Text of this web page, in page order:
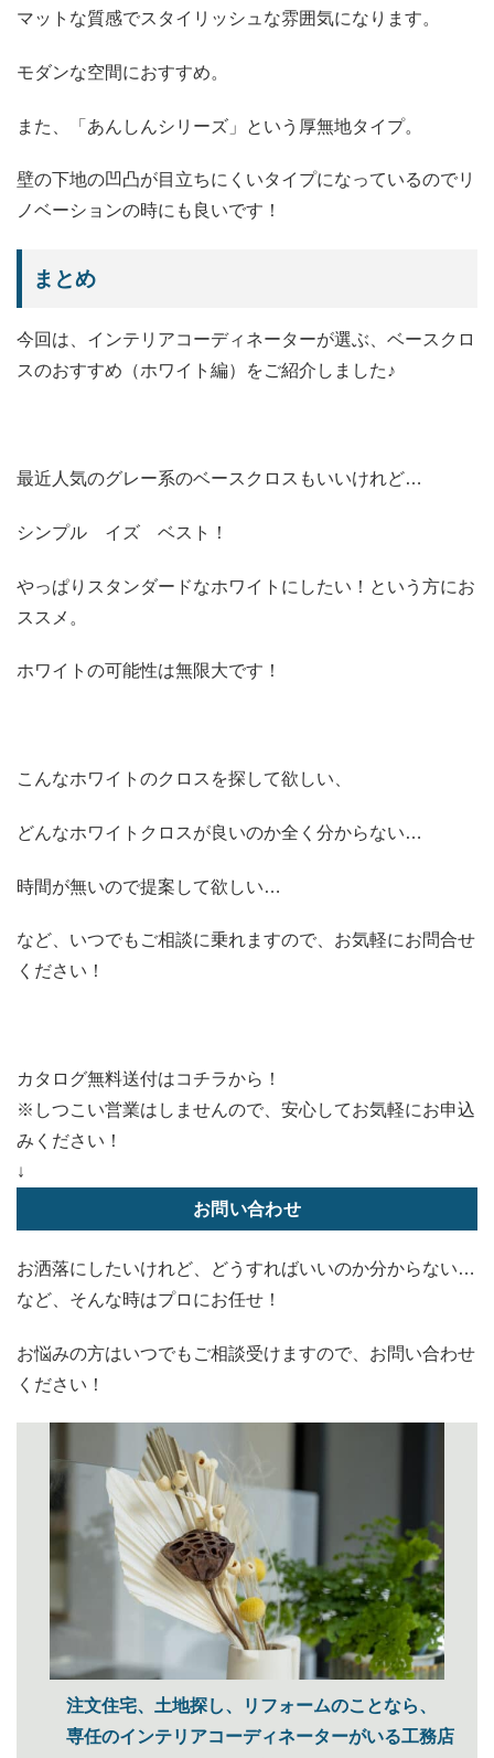
マットな質感でスタイリッシュな雰囲気になります。
モダンな空間におすすめ。
また、「あんしんシリーズ」という厚無地タイプ。
壁の下地の凹凸が目立ちにくいタイプになっているのでリ
ノベーションの時にも良いです！
まとめ
今回は、インテリアコーディネーターが選ぶ、ベースクロ
スのおすすめ（ホワイト編）をご紹介しました♪
最近人気のグレー系のベースクロスもいいけれど…
シンプル イズ ベスト！
やっぱりスタンダードなホワイトにしたい！という方にお
ススメ。
ホワイトの可能性は無限大です！
こんなホワイトのクロスを探して欲しい、
どんなホワイトクロスが良いのか全く分からない…
時間が無いので提案して欲しい…
など、いつでもご相談に乗れますので、お気軽にお問合せ
ください！
カタログ無料送付はコチラから！
※しつこい営業はしませんので、安心してお気軽にお申込
みください！
↓
お問い合わせ
お洒落にしたいけれど、どうすればいいのか分からない…
など、そんな時はプロにお任せ！
お悩みの方はいつでもご相談受けますので、お問い合わせ
ください！
注文住宅、土地探し、リフォームのことなら、
専任のインテリアコーディネーターがいる工務店